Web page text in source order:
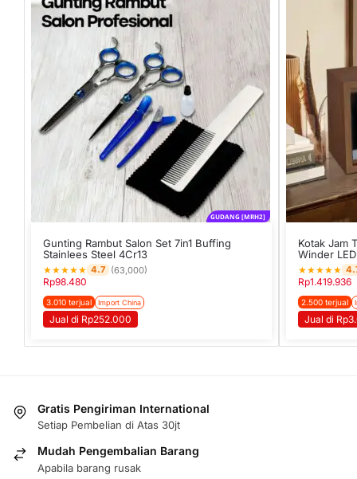
GUDANG [MRH2]
Gunting Rambut Salon Set 7in1 Buffing
Stainlees Steel 4Cr13
★★★★★ 4.7 (63,000)
Rp98.480
3.010 terjual Import China
Jual di Rp252.000
Kotak Jam
Winder
★★★★★
Rp1.419.936
2.500 terjual
Jual di
Gratis Pengiriman International
Setiap Pembelian di Atas 30jt
Mudah Pengembalian Barang
Apabila barang rusak